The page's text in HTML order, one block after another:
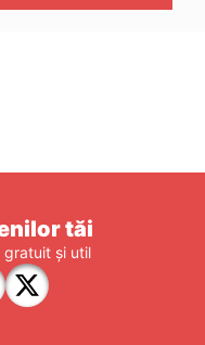
tăi
gratuit și util